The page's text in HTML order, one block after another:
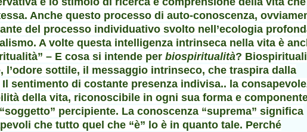
Anche questo processo di auto-conoscenza,
del processo individuativo svolto nell’ecologia
A volte questa intelligenza intrinseca nella vita è
– E cosa si intende per biospiritualità?
l’odore sottile, il messaggio intrinseco, che traspira dalla
sentimento di costante presenza indivisa.. la
della vita, riconoscibile in ogni sua forma e
percipiente. La conoscenza “suprema” significa
che tutto quel che “è” lo è in quanto tale. Perché